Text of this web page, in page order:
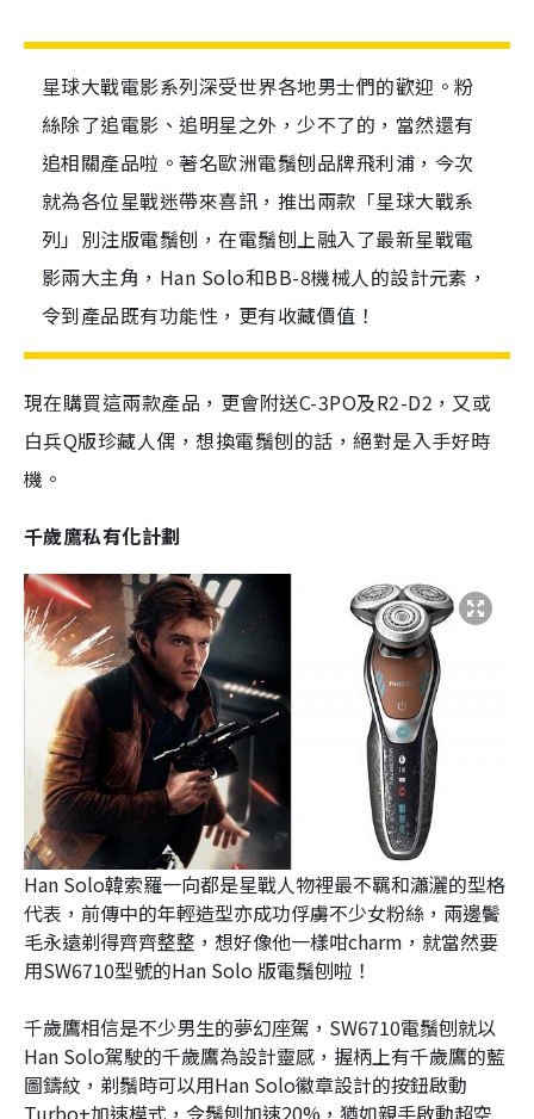
星球大戰電影系列深受世界各地男士們的歡迎。粉
絲除了追電影、追明星之外，少不了的，當然還有
追相關產品啦。著名歐洲電鬚刨品牌飛利浦，今次
就為各位星戰迷帶來喜訊，推出兩款「星球大戰系
列」別注版電鬚刨，在電鬚刨上融入了最新星戰電
影兩大主角，Han Solo和BB-8機械人的設計元素，
令到產品既有功能性，更有收藏價值！
現在購買這兩款產品，更會附送C-3PO及R2-D2，又或
白兵Q版珍藏人偶，想換電鬚刨的話，絕對是入手好時
機。
千歲鷹私有化計劃
Han Solo韓索羅一向都是星戰人物裡最不羈和瀟灑的型格
代表，前傳中的年輕造型亦成功俘虜不少女粉絲，兩邊鬢
毛永遠剃得齊齊整整，想好像他一樣咁charm，就當然要
用SW6710型號的Han Solo 版電鬚刨啦！
千歲鷹相信是不少男生的夢幻座駕，SW6710電鬚刨就以
Han Solo駕駛的千歲鷹為設計靈感，握柄上有千歲鷹的藍
圖鑄紋，剃鬚時可以用Han Solo徽章設計的按鈕啟動
Turbo+加速模式，令鬚刨加速20%，猶如親手啟動超空